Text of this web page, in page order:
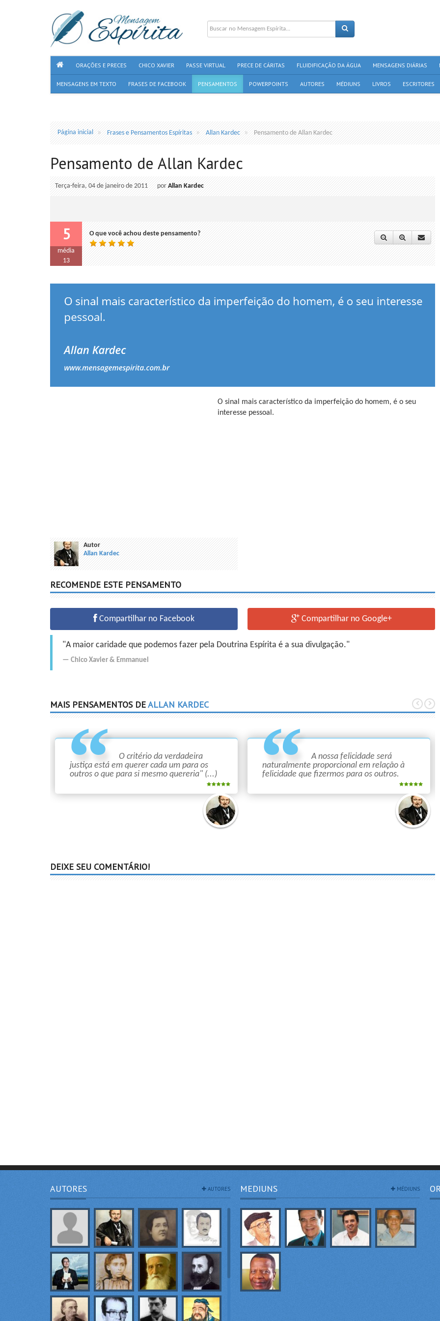
ORAÇÕES E PRECES CHICO XAVIER PASSE VIRTUAL PRECE DE CÁRITAS FLUIDIFICAÇÃO DA ÁGUA MENSAGENS DIÁRIAS
MENSAGENS EM TEXTO FRASES DE FACEBOOK PENSAMENTOS POWERPOINTS AUTORES MÉDIUNS LIVROS ESCRITORES
Página inicial Frases e Pensamentos Espíritas Allan Kardec Pensamento de Allan Kardec
Pensamento de Allan Kardec
Terça-feira, 04 de janeiro de 2011 porAllan Kardec
5
média
13
O que você achou deste pensamento?
O sinal mais característico da imperfeição do homem, é o seu
interesse pessoal.
Autor
Allan Kardec
RECOMENDE ESTE PENSAMENTO
Compartilhar no Facebook Compartilhar no Google+
"A maior caridade que podemos fazer pela Doutrina Espírita é a sua divulgação."
Chico Xavier & Emmanuel
MAIS PENSAMENTOS DEALLAN KARDEC
O critério da verdadeira
justiça está em querer cada um para os
outros o que para si mesmo quereria" (...)
A nossa felicidade será
naturalmente proporcional em relação à
felicidade que fizermos para os outros.
DEIXE SEU COMENTÁRIO!
AUTORES AUTORES MEDIUNS MÉDIUNS